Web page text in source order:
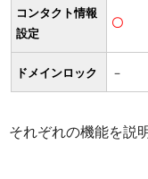
コンタクト情報
設定
〇
ドメインロック －
それぞれの機能を説